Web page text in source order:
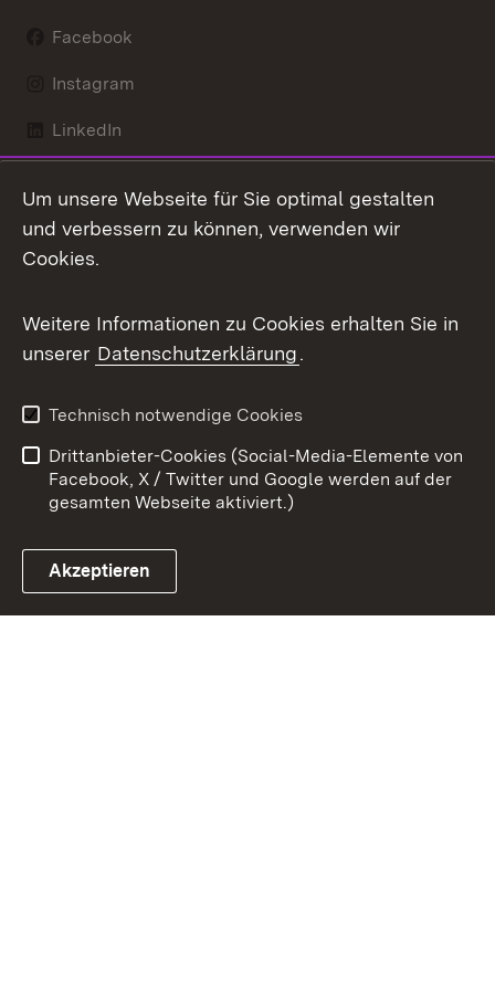
Facebook
Instagram
LinkedIn
X / Twitter
Youtube
Link zum Landesportal
Kontakt
Datenschutz
Barrierefreiheit
Impressum
Cookies
Um unsere Webseite für Sie optimal gestalten
und verbessern zu können, verwenden wir
Cookies.
Weitere Informationen zu Cookies erhalten Sie in
unserer Datenschutzerklärung.
Technisch notwendige Cookies
Drittanbieter-Cookies (Social-Media-Elemente von
Facebook, X / Twitter und Google werden auf der
gesamten Webseite aktiviert.)
Akzeptieren